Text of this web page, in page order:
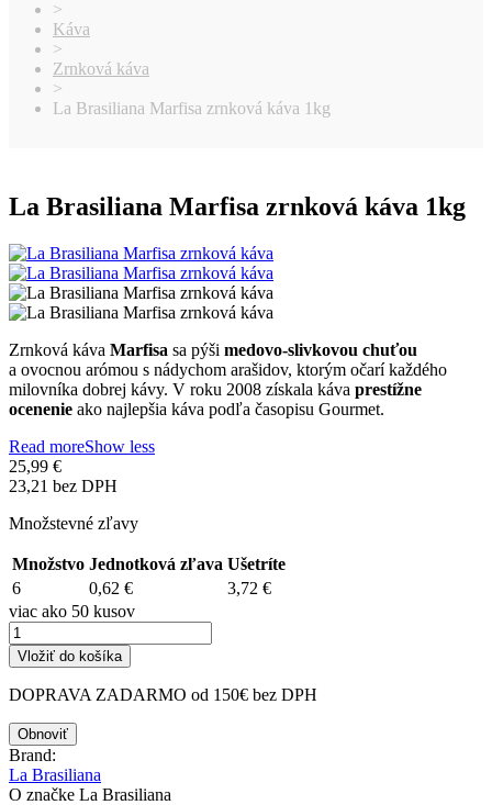
>
Káva
>
Zrnková káva
>
La Brasiliana Marfisa zrnková káva 1kg
La Brasiliana Marfisa zrnková káva 1kg
Zrnková káva Marfisa sa pýši medovo-slivkovou chuťou
a ovocnou arómou s nádychom arašidov, ktorým očarí každého
milovníka dobrej kávy. V roku 2008 získala káva prestížne
ocenenie ako najlepšia káva podľa časopisu Gourmet.
Read moreShow less
25,99 €
23,21 bez DPH
Množstevné zľavy
Množstvo Jednotková zľava Ušetríte
6
0,62 €
3,72 €
viac ako 50 kusov
Vložiť do košíka
DOPRAVA ZADARMO od 150€ bez DPH
Brand:
La Brasiliana
O značke La Brasiliana